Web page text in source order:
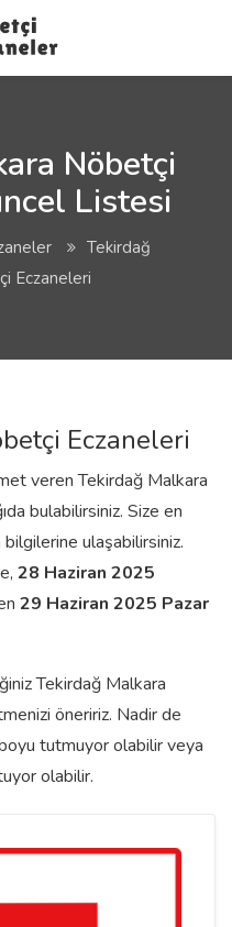
Nöbetçi
Listesi
Tekirdağ
Eczaneleri
Eczaneleri
veren Tekirdağ Malkara
bulabilirsiniz. Size en
ulaşabilirsiniz.
28 Haziran 2025
29 Haziran 2025 Pazar
Tekirdağ Malkara
öneririz. Nadir de
tutmuyor olabilir veya
olabilir.